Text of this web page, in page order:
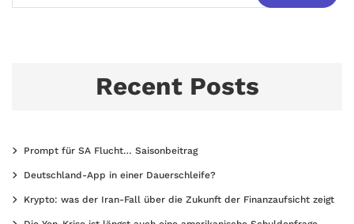
Recent Posts
Prompt für SA Flucht… Saisonbeitrag
Deutschland-App in einer Dauerschleife?
Krypto: was der Iran-Fall über die Zukunft der Finanzaufsicht zeigt